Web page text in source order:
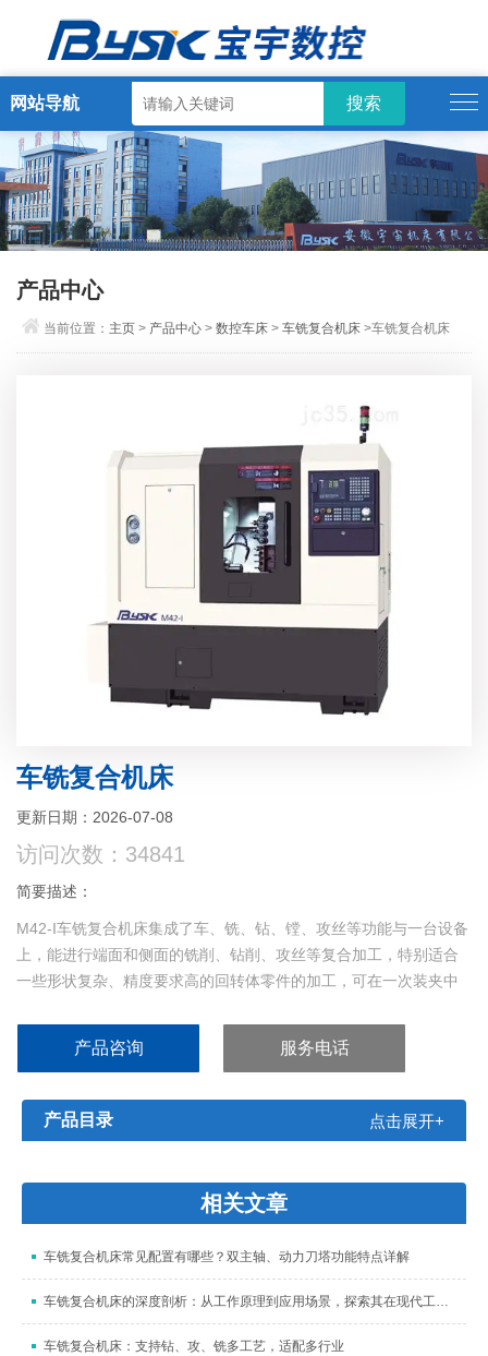
网站导航
产品中心
当前位置： 主页 > 产品中心 >数控车床 >车铣复合机床 >车铣复合机床
车铣复合机床
更新日期：2026-07-08
访问次数：34841
简要描述：
M42-I车铣复合机床集成了车、铣、钻、镗、攻丝等功能与一台设备
上，能进行端面和侧面的铣削、钻削、攻丝等复合加工，特别适合
一些形状复杂、精度要求高的回转体零件的加工，可在一次装夹中
产品咨询 服务电话
产品目录 点击展开+
相关文章
车铣复合机床常见配置有哪些？双主轴、动力刀塔功能特点详解
车铣复合机床的深度剖析：从工作原理到应用场景，探索其在现代工业中的价值
车铣复合机床：支持钻、攻、铣多工艺，适配多行业